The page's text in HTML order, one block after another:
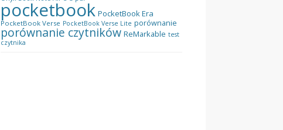
pocketbook PocketBook Era
PocketBook Verse PocketBook Verse Lite porównanie
porównanie czytników ReMarkable test
czytnika